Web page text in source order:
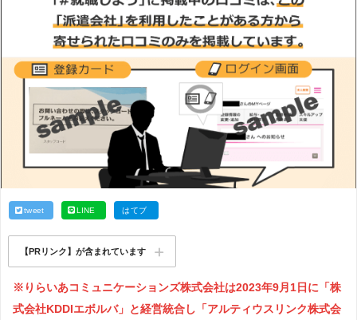
tweet LINE はてブ
【PRリンク】が含まれています
※りらいあコミュニケーションズ株式会社は2023年9月1日に「株
式会社KDDIエボルバ」と経営統合し「アルティウスリンク株式会